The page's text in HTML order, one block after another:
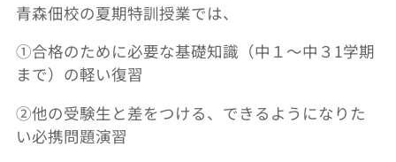
青森佃校の夏期特訓授業では、
①合格のために必要な基礎知識（中１～中３1学期
まで）の軽い復習
②他の受験生と差をつける、できるようになりた
い必携問題演習